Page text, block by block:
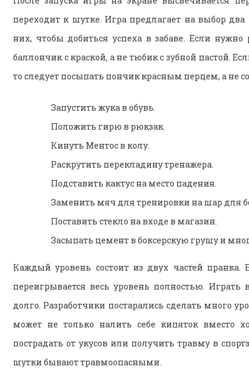
переходит к шутке. Игра предлагает на выбор
них, чтобы добиться успеха в забаве. Если
баллончик с краской, а не тюбик с зубной пастой.
то следует посыпать пончик красным перцем, а не
Запустить жука в обувь.
Положить гирю в рюкзак.
Кинуть Ментос в колу.
Раскрутить перекладину тренажера.
Подставить кактус на место падения.
Заменить мяч для тренировки на шар для
Поставить стекло на входе в магазин.
Засыпать цемент в боксерскую грушу и
Каждый уровень состоит из двух частей
переигрывается весь уровень полностью.
долго. Разработчики постарались сделать много
может не только налить себе кипяток вместо
пострадать от укусов или получить травму в
шутки бывают травмоопасными.